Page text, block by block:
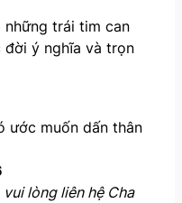
trái tim can
đời ý nghĩa và trọn
ước muốn dấn thân
lòng liên hệ Cha